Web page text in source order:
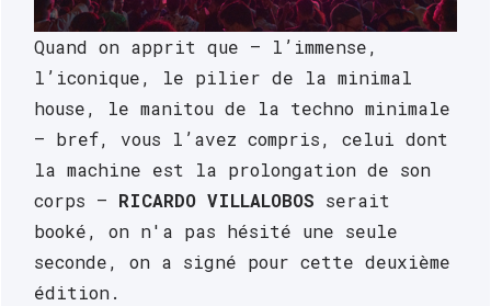
LINE
UP
➔
Vendredi
19
avril
➔
Quand on apprit que — l’immense,
l’iconique, le pilier de la minimal
house, le manitou de la techno minimale
— bref, vous l’avez compris, celui dont
la machine est la prolongation de son
corps — RICARDO VILLALOBOS serait
booké, on n'a pas hésité une seule
seconde, on a signé pour cette deuxième
édition.